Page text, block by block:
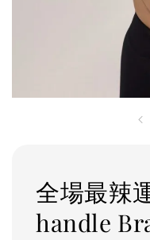
全場最辣
handle